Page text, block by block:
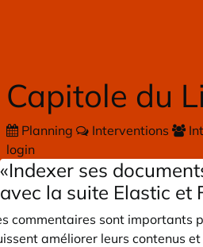
Capitole du
Planning Interventions
login
«Indexer ses
avec la suite Elastic et
commentaires sont importants
améliorer leurs contenus